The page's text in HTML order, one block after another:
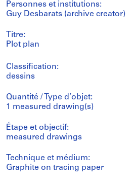
Personnes et institutions:
Guy Desbarats (archive creator)
Titre:
Plot plan
Classification:
dessins
Quantité / Type d’objet:
1 measured drawing(s)
Étape et objectif:
measured drawings
Technique et médium:
Graphite on tracing paper